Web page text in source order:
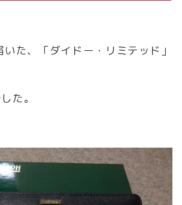
た、「ダイドー・リミテッド」
た。